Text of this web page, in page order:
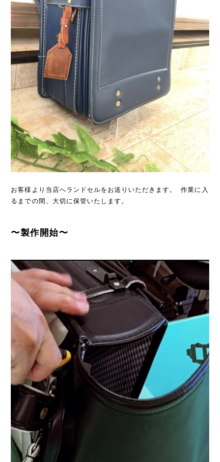
お客様より当店へランドセルをお送りいただきます。 作業に入
るまでの間、大切に保管いたします。
〜製作開始〜